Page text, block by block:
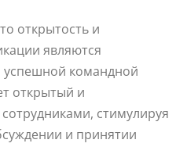
открытость и
являются
командной
открытый и
стимулируя
и принятии